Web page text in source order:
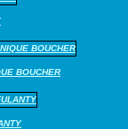
BOUCHER